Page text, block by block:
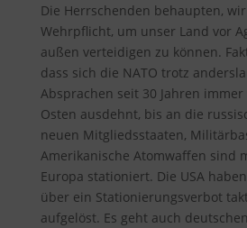
Die Herrschenden behaupten,
Wehrpflicht, um unser Land vor
außen verteidigen zu können.
dass sich die NATO trotz
Absprachen seit 30 Jahren
Osten ausdehnt, bis an die
neuen Mitgliedsstaaten,
Amerikanische Atomwaffen sind
Europa stationiert. Die USA
über ein Stationierungsverbot
aufgelöst. Es geht auch